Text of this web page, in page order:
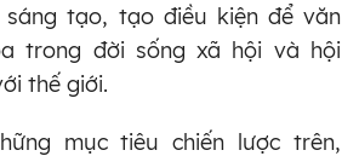
sáng tạo, tạo điều kiện để văn
trong đời sống xã hội và hội
thế giới.
mục tiêu chiến lược trên,